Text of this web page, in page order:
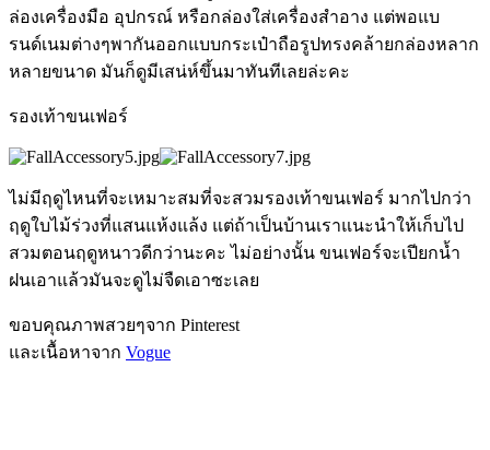
ล่องเครื่องมือ อุปกรณ์ หรือกล่องใส่เครื่องสำอาง แต่พอแบ
รนด์เนมต่างๆพากันออกแบบกระเป๋าถือรูปทรงคล้ายกล่องหลาก
หลายขนาด มันก็ดูมีเสน่ห์ขึ้นมาทันทีเลยล่ะคะ
รองเท้าขนเฟอร์
ไม่มีฤดูไหนที่จะเหมาะสมที่จะสวมรองเท้าขนเฟอร์ มากไปกว่า
ฤดูใบไม้ร่วงที่แสนแห้งแล้ง แต่ถ้าเป็นบ้านเราแนะนำให้เก็บไป
สวมตอนฤดูหนาวดีกว่านะคะ ไม่อย่างนั้น ขนเฟอร์จะเปียกน้ำ
ฝนเอาแล้วมันจะดูไม่จืดเอาซะเลย
ขอบคุณภาพสวยๆจาก Pinterest
และเนื้อหาจาก Vogue